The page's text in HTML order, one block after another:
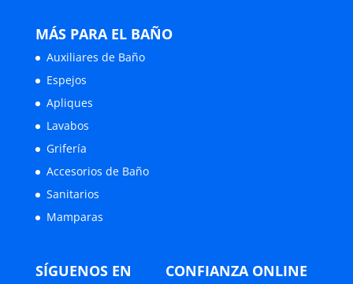
MÁS PARA EL BAÑO
Auxiliares de Baño
Espejos
Apliques
Lavabos
Grifería
Accesorios de Baño
Sanitarios
Mamparas
SÍGUENOS EN CONFIANZA ONLINE